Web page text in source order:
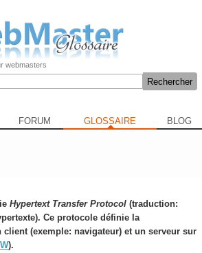
webmasters
FORUM GLOSSAIRE BLOG
Hypertext Transfer Protocol (traduction:
Ce protocole définie la
(exemple: navigateur) et un serveur sur
).